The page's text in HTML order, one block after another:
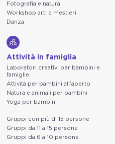
Fotografia e natura
Workshop arti e mestieri
Danza
Attività in famiglia
Laboratori creativi per bambini e
famiglie
Attività per bambini all'aperto
Natura e animali per bambini
Yoga per bambini
Gruppi con più di 15 persone
Gruppi da 11 a 15 persone
Gruppi da 6 a 10 persone